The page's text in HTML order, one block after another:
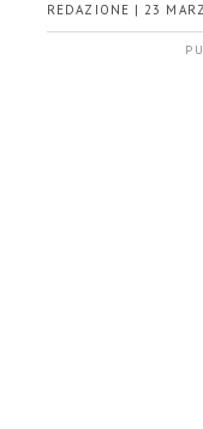
REDAZIONE | 23